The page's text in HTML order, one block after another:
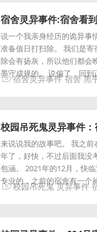
宿舍灵异事件:宿舍看
说一个我亲身经历的诡异事
准备值日打扫除。 我们是
除会有扬灰，所以他们都会
墨守成规的。 说偏了，回
宿舍灵异事件 宿舍 黑
校园吊死鬼灵异事件
来说说我的故事吧。 我之
年了，好快，不过后面我没
包涵。 2021年的12月，快
专业的，之前的宿舍有一个
校园吊死鬼 灵异事件